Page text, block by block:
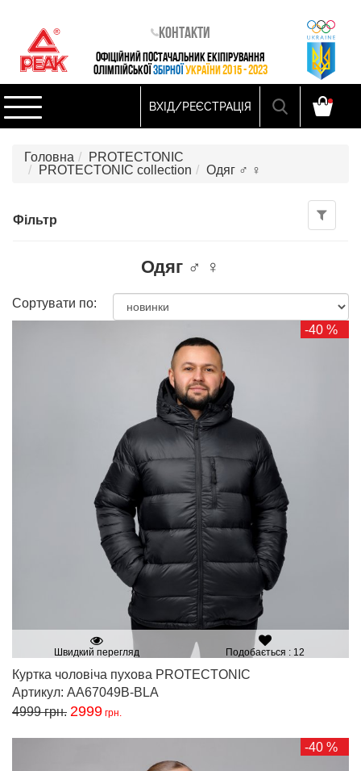
Контакти
ОФІЦІЙНИЙ ПОСТАЧАЛЬНИК ЕКІПІРУВАННЯ
ОЛІМПІЙСЬКОЇ ЗБІРНОЇ УКРАЇНИ 2015 - 2023
ВХІД/РЕЄСТРАЦІЯ
Головна
PROTECTONIC
PROTECTONIC collection
Одяг ♂ ♀
Фільтр
Одяг ♂ ♀
Сортувати по:
-40 %
Швидкий перегляд Подобається : 12
Куртка чоловіча пухова PROTECTONIC
Артикул: AA67049B-BLA
4999грн. 2999 грн.
-40 %